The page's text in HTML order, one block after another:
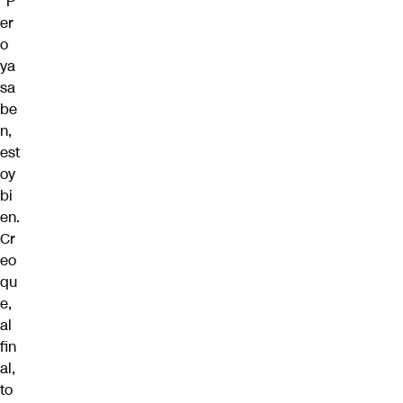
er
o
ya
sa
be
n,
est
oy
bi
en.
Cr
eo
qu
e,
al
fin
al,
to